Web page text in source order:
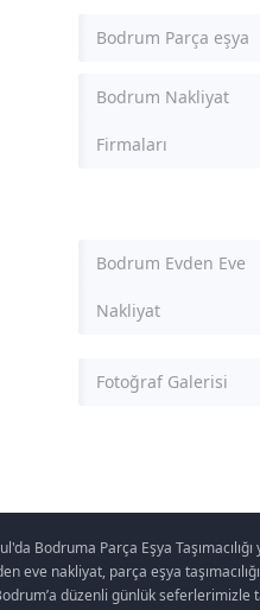
Bodrum Parça eşya
Bodrum Nakliyat
Firmaları
Bodrum Evden Eve
Nakliyat
Fotoğraf Galerisi
Bodruma Parça Eşya
nakliyat, parça eşya
düzenli günlük